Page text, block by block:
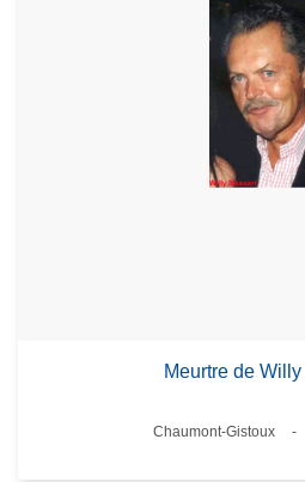
Meurtre de
Standort
Chaumont-Gistoux